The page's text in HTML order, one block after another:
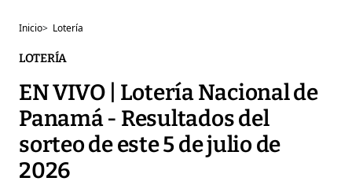
Inicio> Lotería
LOTERÍA
EN VIVO | Lotería Nacional de
Panamá - Resultados del
sorteo de este 5 de julio de
2026